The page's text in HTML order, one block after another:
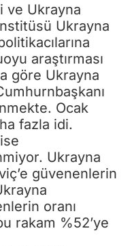
ve Ukrayna
Ukrayna
araştırması
göre Ukrayna
Ocak
fazla idi.
Ukrayna
güvenenlerin
oranı
rakam %52’ye